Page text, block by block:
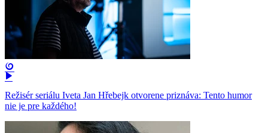
Režisér seriálu Iveta Jan Hřebejk otvorene priznáva: Tento humor
nie je pre každého!